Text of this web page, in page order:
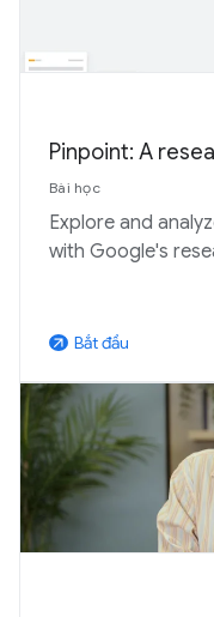
Pinpoint: A
Bài học
Explore and
with Google's
arrow_outward Bắt đầu